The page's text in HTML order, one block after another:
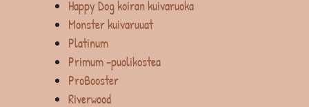
Happy Dog koiran kuivaruoka
Monster kuivaruuat
Platinum
Primum -puolikostea
ProBooster
Riverwood